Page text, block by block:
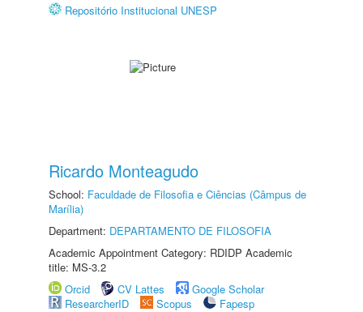
Repositório Institucional UNESP
Ricardo Monteagudo
School: Faculdade de Filosofia e Ciências (Câmpus de
Marília)
Department: DEPARTAMENTO DE FILOSOFIA
Academic Appointment Category: RDIDP Academic
title: MS-3.2
Orcid
CV Lattes
Google Scholar
ResearcherID
Scopus
Fapesp